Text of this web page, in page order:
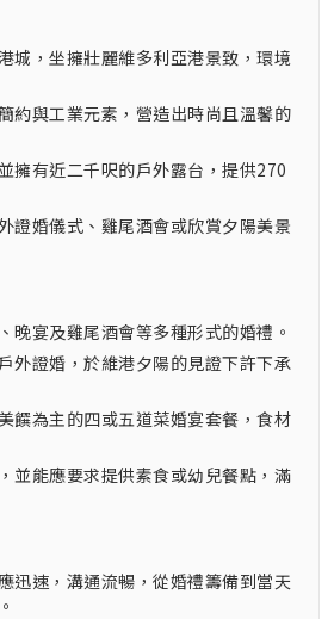
城，坐擁壯麗維多利亞港景致，環境
約與工業元素，營造出時尚且溫馨的
擁有近二千呎的戶外露台，提供270
證婚儀式、雞尾酒會或欣賞夕陽美景
晚宴及雞尾酒會等多種形式的婚禮。
外證婚，於維港夕陽的見證下許下承
饌為主的四或五道菜婚宴套餐，食材
並能應要求提供素食或幼兒餐點，滿
迅速，溝通流暢，從婚禮籌備到當天